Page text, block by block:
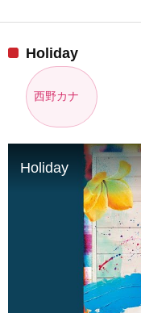
Holiday
西野カナ
Holiday